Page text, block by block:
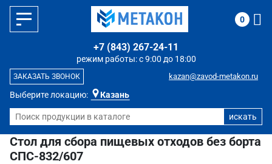
Выберите локацию: Казань
режим работы: с 9:00 до 18:00
+7 (843) 267-24-11
kazan@zavod-metakon.ru
ЗАКАЗАТЬ ЗВОНОК
0
Стол для сбора пищевых отходов без борта
СПС-832/607